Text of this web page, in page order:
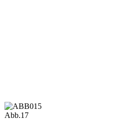
Abb.17